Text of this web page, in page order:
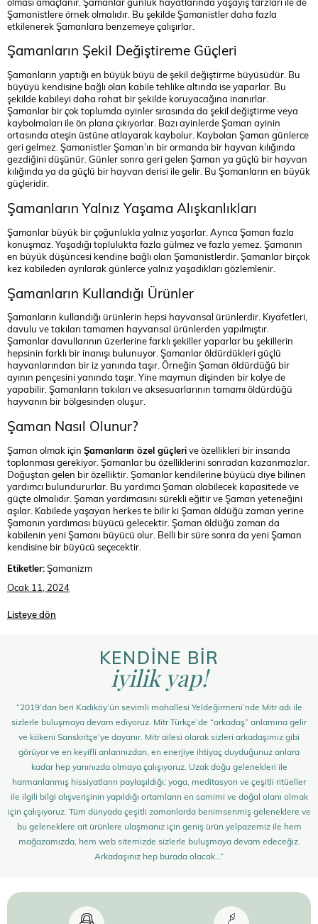
Şamanistlere örnek olmalıdır. Bu şekilde Şamanistler daha fazla
etkilenerek Şamanlara benzemeye çalışırlar.
Şamanların Şekil Değiştireme Güçleri
Şamanların yaptığı en büyük büyü de şekil değiştirme büyüsüdür. Bu
büyüyü kendisine bağlı olan kabile tehlike altında ise yaparlar. Bu
şekilde kabileyi daha rahat bir şekilde koruyacağına inanırlar.
Şamanlar bir çok toplumda ayinler sırasında da şekil değiştirme veya
kaybolmaları ile ön plana çıkıyorlar. Bazı ayinlerde Şaman ayinin
ortasında ateşin üstüne atlayarak kaybolur. Kaybolan Şaman günlerce
geri gelmez. Şamanistler Şaman’ın bir ormanda bir hayvan kılığında
gezdiğini düşünür. Günler sonra geri gelen Şaman ya güçlü bir hayvan
kılığında ya da güçlü bir hayvan derisi ile gelir. Bu Şamanların en büyük
güçleridir.
Şamanların Yalnız Yaşama Alışkanlıkları
Şamanlar büyük bir çoğunlukla yalnız yaşarlar. Ayrıca Şaman fazla
konuşmaz. Yaşadığı toplulukta fazla gülmez ve fazla yemez. Şamanın
en büyük düşüncesi kendine bağlı olan Şamanistlerdir. Şamanlar birçok
kez kabileden ayrılarak günlerce yalnız yaşadıkları gözlemlenir.
Şamanların Kullandığı Ürünler
Şamanların kullandığı ürünlerin hepsi hayvansal ürünlerdir. Kıyafetleri,
davulu ve takıları tamamen hayvansal ürünlerden yapılmıştır.
Şamanlar davullarının üzerlerine farklı şekiller yaparlar bu şekillerin
hepsinin farklı bir inanışı bulunuyor. Şamanlar öldürdükleri güçlü
hayvanlarından bir iz yanında taşır. Örneğin Şaman öldürdüğü bir
ayının pençesini yanında taşır. Yine maymun dişinden bir kolye de
yapabilir. Şamanların takıları ve aksesuarlarının tamamı öldürdüğü
hayvanın bir bölgesinden oluşur.
Şaman Nasıl Olunur?
Şaman olmak için Şamanların özel güçlerive özellikleri bir insanda
toplanması gerekiyor. Şamanlar bu özelliklerini sonradan kazanmazlar.
Doğuştan gelen bir özelliktir. Şamanlar kendilerine büyücü diye bilinen
yardımcı bulundururlar. Bu yardımcı Şaman olabilecek kapasitede ve
güçte olmalıdır. Şaman yardımcısını sürekli eğitir ve Şaman yeteneğini
aşılar. Kabilede yaşayan herkes te bilir ki Şaman öldüğü zaman yerine
Şamanın yardımcısı büyücü gelecektir. Şaman öldüğü zaman da
kabilenin yeni Şamanı büyücü olur. Belli bir süre sonra da yeni Şaman
kendisine bir büyücü seçecektir.
Etiketler:Şamanizm
Ocak 11, 2024
Listeye dön
KENDİNE BİR
iyilik yap!
“2019’dan beri Kadıköy’ün sevimli mahallesi Yeldeğirmeni’nde Mitr adı ile
sizlerle buluşmaya devam ediyoruz. Mitr Türkçe’de “arkadaş” anlamına gelir
ve kökeni Sanskritçe’ye dayanır. Mitr ailesi olarak sizleri arkadaşımız gibi
görüyor ve en keyifli anlarınızdan, en enerjiye ihtiyaç duyduğunuz anlara
kadar hep yanınızda olmaya çalışıyoruz. Uzak doğu gelenekleri ile
harmanlanmış hissiyatların paylaşıldığı; yoga, meditasyon ve çeşitli ritüeller
ile ilgili bilgi alışverişinin yapıldığı ortamların en samimi ve doğal olanı olmak
için çalışıyoruz. Tüm dünyada çeşitli zamanlarda benimsenmiş geleneklere ve
bu geleneklere ait ürünlere ulaşmanız için geniş ürün yelpazemiz ile hem
mağazamızda, hem web sitemizde sizlerle buluşmaya devam edeceğiz.
Arkadaşınız hep burada olacak…”